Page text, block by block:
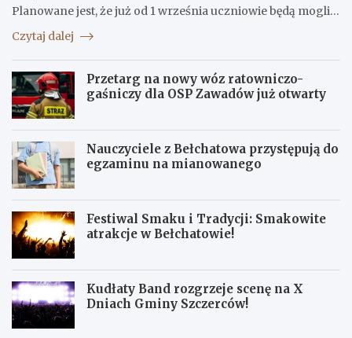
Planowane jest, że już od 1 września uczniowie będą mogli…
Czytaj dalej
Przetarg na nowy wóz ratowniczo-
gaśniczy dla OSP Zawadów już otwarty
Nauczyciele z Bełchatowa przystępują do
egzaminu na mianowanego
Festiwal Smaku i Tradycji: Smakowite
atrakcje w Bełchatowie!
Kudłaty Band rozgrzeje scenę na X
Dniach Gminy Szczerców!
P
F